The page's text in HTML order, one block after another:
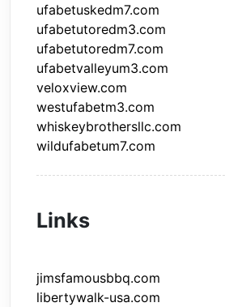
ufabetuskedm7.com
ufabetutoredm3.com
ufabetutoredm7.com
ufabetvalleyum3.com
veloxview.com
westufabetm3.com
whiskeybrothersllc.com
wildufabetum7.com
Links
jimsfamousbbq.com
libertywalk-usa.com